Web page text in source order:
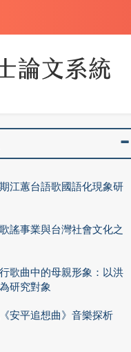
江蕙台語歌國語化現象研
謠事業與台灣社會文化之
歌曲中的母親形象：以洪
研究對象
安平追想曲》音樂探析